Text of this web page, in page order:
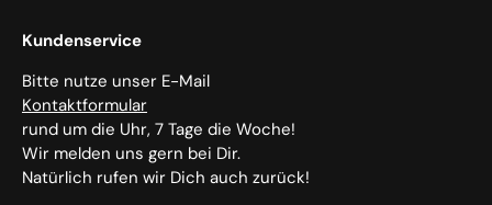
Kundenservice
Bitte nutze unser E-Mail
Kontaktformular
rund um die Uhr, 7 Tage die Woche!
Wir melden uns gern bei Dir.
Natürlich rufen wir Dich auch zurück!